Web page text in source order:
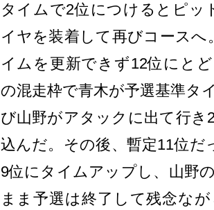
タイムで2位につけるとピッ
イヤを装着して再びコース
イムを更新できず12位にと
の混走枠で青木が予選基準タ
び山野がアタックに出て行き
込んだ。その後、暫定11位
9位にタイムアップし、山野
まま予選は終了して残念な